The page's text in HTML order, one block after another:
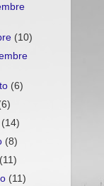
(10)
(6)
(14)
(8)
(11)
(11)